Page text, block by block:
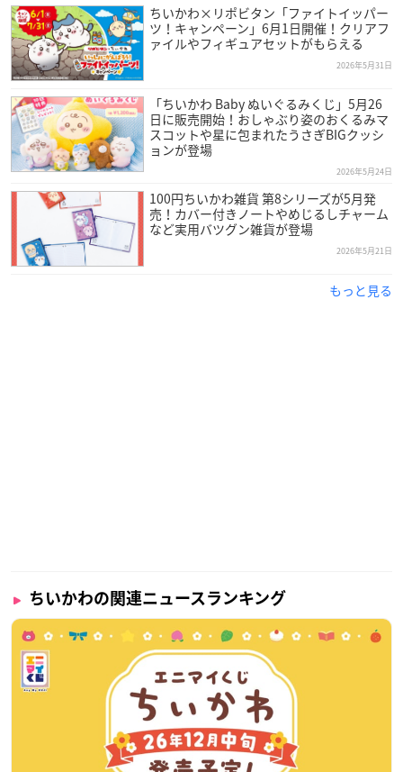
ちいかわ×リポビタン「ファイトイッパー
ツ！キャンペーン」6月1日開催！クリアフ
ァイルやフィギュアセットがもらえる
2026年5月31日
「ちいかわ Baby ぬいぐるみくじ」5月26
日に販売開始！おしゃぶり姿のおくるみマ
スコットや星に包まれたうさぎBIGクッシ
ョンが登場
2026年5月24日
100円ちいかわ雑貨 第8シリーズが5月発
売！カバー付きノートやめじるしチャーム
など実用バツグン雑貨が登場
2026年5月21日
もっと見る
ちいかわの関連ニュースランキング